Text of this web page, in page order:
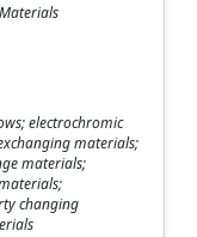
electrochromic
materials;
materials;
changing